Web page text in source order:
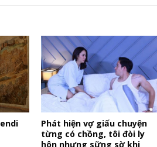
Phát hiện vợ giấu chuyện
từng có chồng, tôi đòi ly
hôn nhưng sững sờ khi